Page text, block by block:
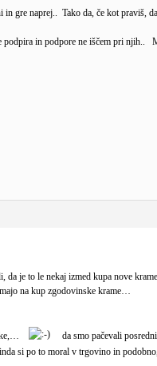
gre naprej.. Tako da, če kot praviš,
in podpore ne iščem pri njih..
je to le nekaj izmed kupa nove
na kup zgodovinske krame…
da smo pačevali
inda si po to moral v trgovino in